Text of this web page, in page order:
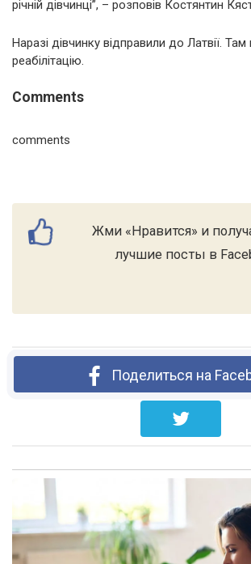
річній дівчинці”, – розповів Костянтин
Наразі дівчинку відправили до Латвії.
реабілітацію.
Comments
comments
Жми «Нравится» и
лучшие посты в
Поделиться на